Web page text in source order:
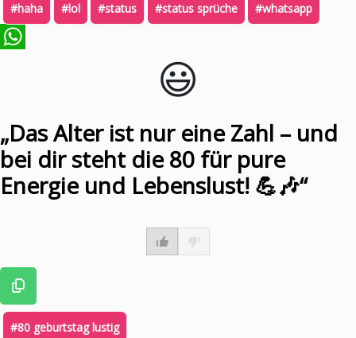
#haha #lol #status #status sprüche #whatsapp
😃️
„Das Alter ist nur eine Zahl – und
bei dir steht die 80 für pure
Energie und Lebenslust! 💪🎶“
#80 geburtstag lustig